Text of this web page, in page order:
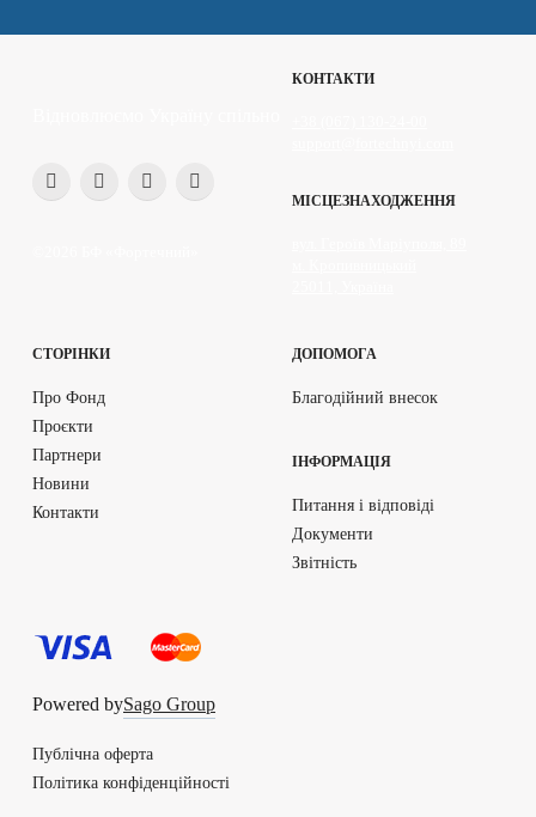
КОНТАКТИ
МІСЦЕЗНАХОДЖЕННЯ
СТОРІНКИ
Про Фонд
Проєкти
Партнери
Новини
Контакти
ДОПОМОГА
Благодійний внесок
ІНФОРМАЦІЯ
Питання і відповіді
Документи
Звітність
Powered bySago Group
Публічна оферта
Політика конфіденційності